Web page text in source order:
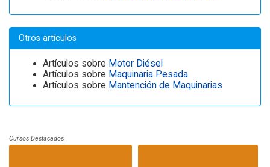
Otros artículos
Artículos sobre Motor Diésel
Artículos sobre Maquinaria Pesada
Artículos sobre Mantención de Maquinarias
Cursos Destacados